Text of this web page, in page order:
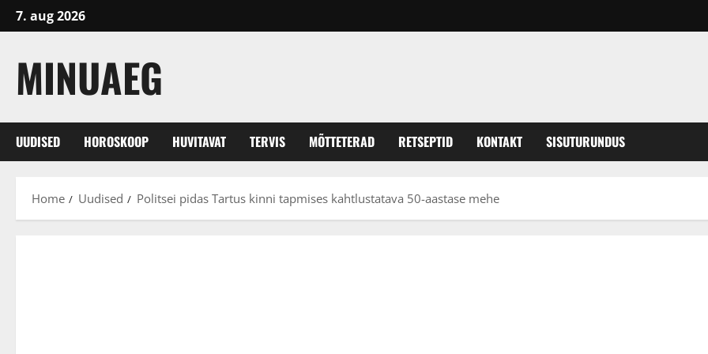
Skip
to
7. aug 2026
MINUAEG
UUDISED HOROSKOOP HUVITAVAT TERVIS MÕTTETERAD RETSEPTID KONTAKT SISUTURUNDUS
Home Uudised Politsei pidas Tartus kinni tapmises kahtlustatava 50-aastase mehe